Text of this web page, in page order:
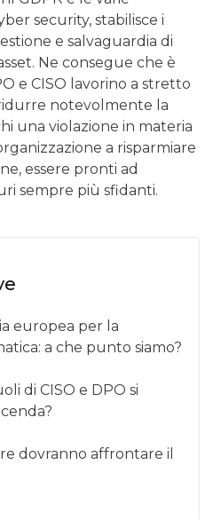
security, stabilisce i
e salvaguardia di
Ne consegue che è
e CISO lavorino a stretto
notevolmente la
una violazione in materia
a risparmiare
essere pronti ad
sempre più sfidanti.
europea per la
a che punto siamo?
di CISO e DPO si
dovranno affrontare il